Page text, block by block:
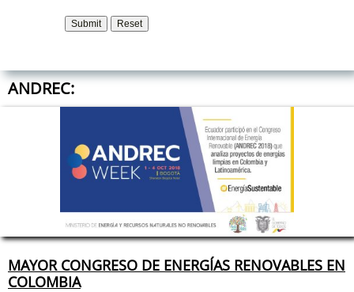
ANDREC:
MAYOR CONGRESO DE ENERGÍAS RENOVABLES EN
COLOMBIA